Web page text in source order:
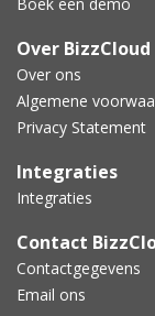
Over BizzCloud
Over ons
Algemene
Privacy Statement
Integraties
Integraties
Contact
Contactgegevens
Email ons